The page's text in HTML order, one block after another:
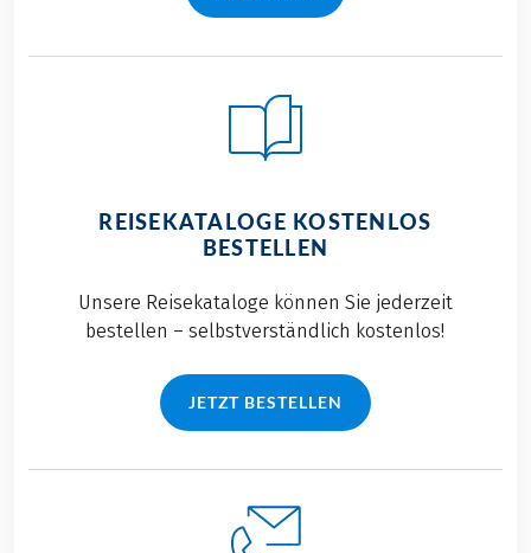
REISEKATALOGE KOSTENLOS
BESTELLEN
Unsere Reisekataloge können Sie jederzeit
bestellen – selbstverständlich kostenlos!
JETZT BESTELLEN